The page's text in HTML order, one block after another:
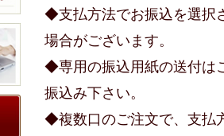
◆支払方法でお振込を選択
場合がございます。
◆専用の振込用紙の送付は
振込み下さい。
◆複数口のご注文で、支払